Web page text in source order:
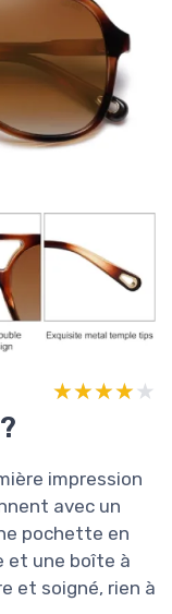
★★★★★
★★★★★
impression
avec un
pochette en
et une boîte à
et soigné, rien à